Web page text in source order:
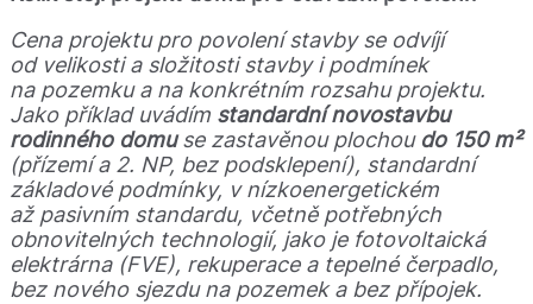
Cena projektu pro povolení stavby se odvíjí
od velikosti a složitosti stavby i podmínek
na pozemku a na konkrétním rozsahu projektu.
Jako příklad uvádím standardní novostavbu
rodinného domuse zastavěnou plochou do 150 m²
(přízemí a 2. NP, bez podsklepení), standardní
základové podmínky, v nízkoenergetickém
až pasivním standardu, včetně potřebných
obnovitelných technologií, jako je fotovoltaická
elektrárna (FVE), rekuperace a tepelné čerpadlo,
bez nového sjezdu na pozemek a bez přípojek.